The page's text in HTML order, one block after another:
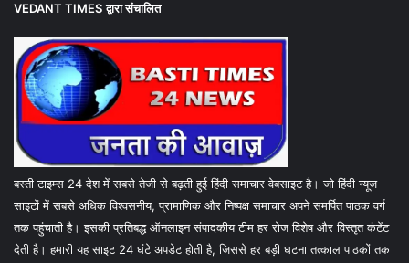
VEDANT TIMES द्वारा संचालित
बस्ती टाइम्स 24 देश में सबसे तेजी से बढ़ती हुई हिंदी समाचार वेबसाइट है। जो हिंदी न्यूज
साइटों में सबसे अधिक विश्वसनीय, प्रामाणिक और निष्पक्ष समाचार अपने समर्पित पाठक वर्ग
तक पहुंचाती है। इसकी प्रतिबद्ध ऑनलाइन संपादकीय टीम हर रोज विशेष और विस्तृत कंटेंट
देती है। हमारी यह साइट 24 घंटे अपडेट होती है, जिससे हर बड़ी घटना तत्काल पाठकों तक